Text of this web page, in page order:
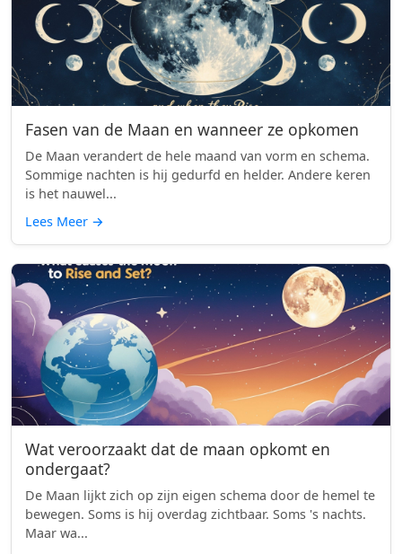
Fasen van de Maan en wanneer ze opkomen
De Maan verandert de hele maand van vorm en schema.
Sommige nachten is hij gedurfd en helder. Andere keren
is het nauwel...
Lees Meer →
Wat veroorzaakt dat de maan opkomt en
ondergaat?
De Maan lijkt zich op zijn eigen schema door de hemel te
bewegen. Soms is hij overdag zichtbaar. Soms 's nachts.
Maar wa...